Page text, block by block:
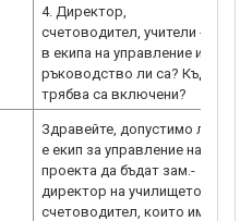
4. Директор,
счетоводител, учители - те
в екипа на управление и
ръководство ли са? Къде
Здравейте, допустимо ли
е екип за управление на
проекта да бъдат зам.-
директор на училището и
счетоводител, които имат